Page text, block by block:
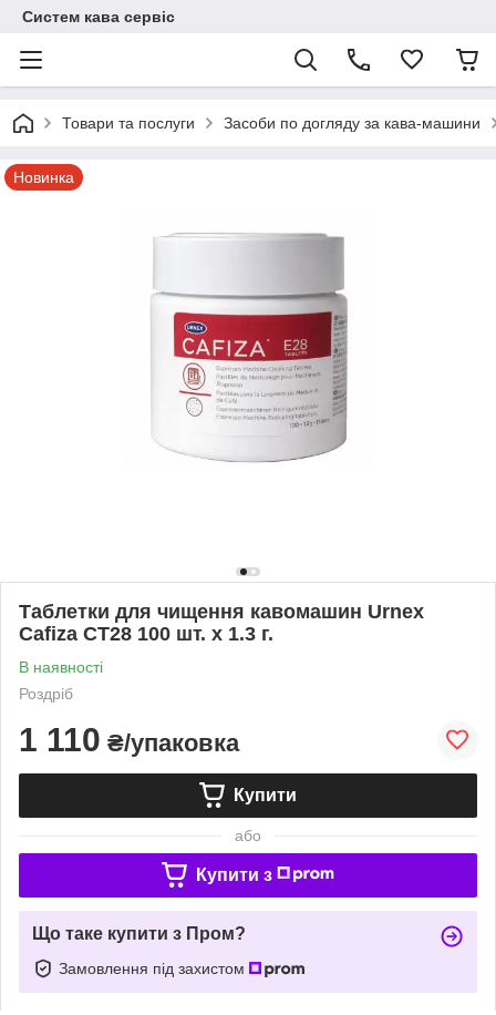
Систем кава сервіс
Товари та послуги Засоби по догляду за кава-машини
Новинка
Таблетки для чищення кавомашин Urnex
Cafiza CT28 100 шт. х 1.3 г.
В наявності
Роздріб
1 110 ₴/упаковка
Купити
або
Купити з
Що таке купити з Пром?
Замовлення під захистом